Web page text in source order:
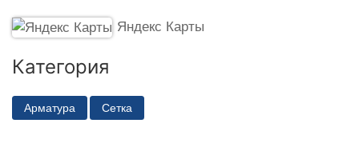
Яндекс Карты
Категория
Арматура Сетка